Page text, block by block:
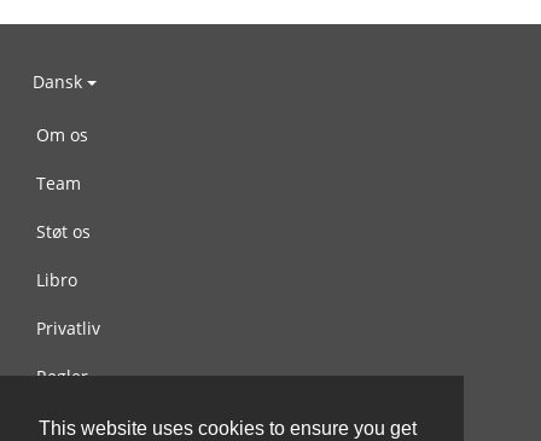
This website uses cookies to ensure you get
Dansk
Om os
Team
Støt os
Libro
Privatliv
Regler
Kontakt os